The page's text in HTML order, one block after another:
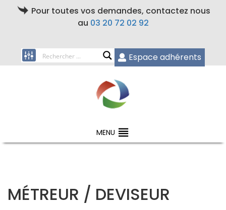
Pour toutes vos demandes, contactez nous
au 03 20 72 02 92
Espace adhérents
MENU
MÉTREUR / DEVISEUR